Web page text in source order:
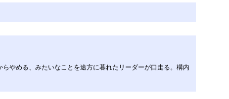
やめる、みたいなことを途方に暮れたリーダーが口走る。構内